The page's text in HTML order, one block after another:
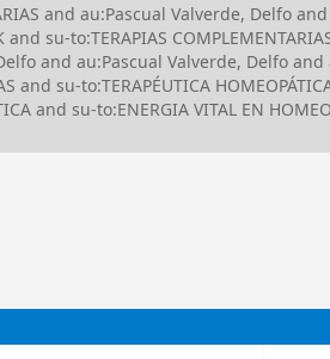
and au:Pascual Valverde, Delfo
su-to:TERAPIAS
and au:Pascual Valverde, Delfo
su-to:TERAPÉUTICA
and su-to:ENERGIA VITAL EN